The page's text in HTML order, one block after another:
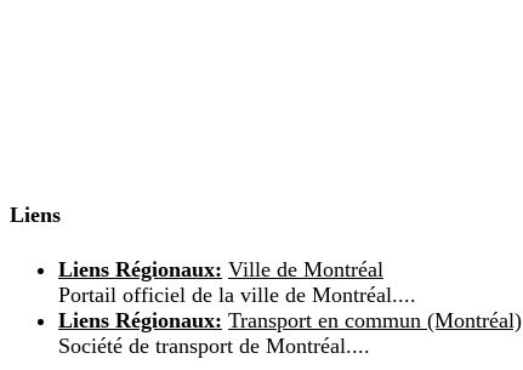
Liens
Liens Régionaux: Ville de Montréal
Portail officiel de la ville de Montréal....
Liens Régionaux: Transport en commun (Montréal)
Société de transport de Montréal....